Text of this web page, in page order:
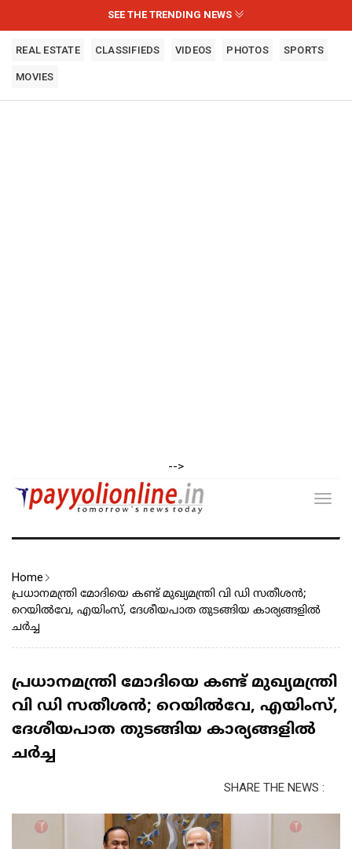
SEE THE TRENDING NEWS
REAL ESTATE CLASSIFIEDS VIDEOS PHOTOS SPORTS
MOVIES
-->
Home
പ്രധാനമന്ത്രി മോദിയെ കണ്ട് മുഖ്യമന്ത്രി വി ഡി സതീശൻ;
റെയിൽവേ, എയിംസ്, ദേശീയപാത തുടങ്ങിയ കാര്യങ്ങളിൽ
ചർച്ച
പ്രധാനമന്ത്രി മോദിയെ കണ്ട് മുഖ്യമന്ത്രി
വി ഡി സതീശൻ; റെയിൽവേ, എയിംസ്,
ദേശീയപാത തുടങ്ങിയ കാര്യങ്ങളിൽ
ചർച്ച
SHARE THE NEWS :